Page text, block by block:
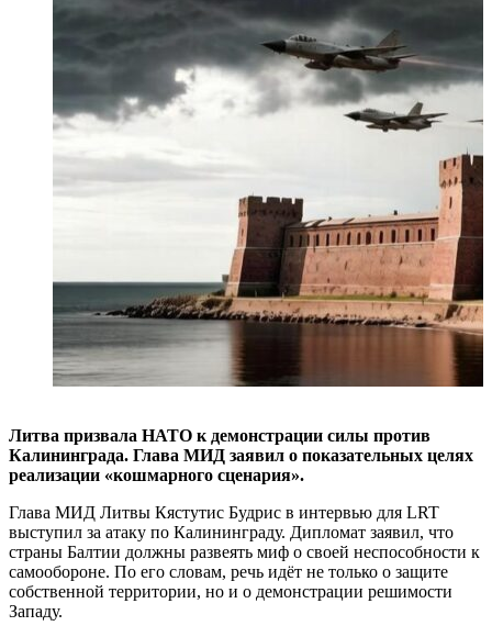
Литва призвала НАТО к демонстрации силы против
Калининграда. Глава МИД заявил о показательных целях
реализации «кошмарного сценария».
Глава МИД Литвы Кястутис Будрис в интервью для LRT
выступил за атаку по Калининграду. Дипломат заявил, что
страны Балтии должны развеять миф о своей неспособности к
самообороне. По его словам, речь идёт не только о защите
собственной территории, но и о демонстрации решимости
Западу.